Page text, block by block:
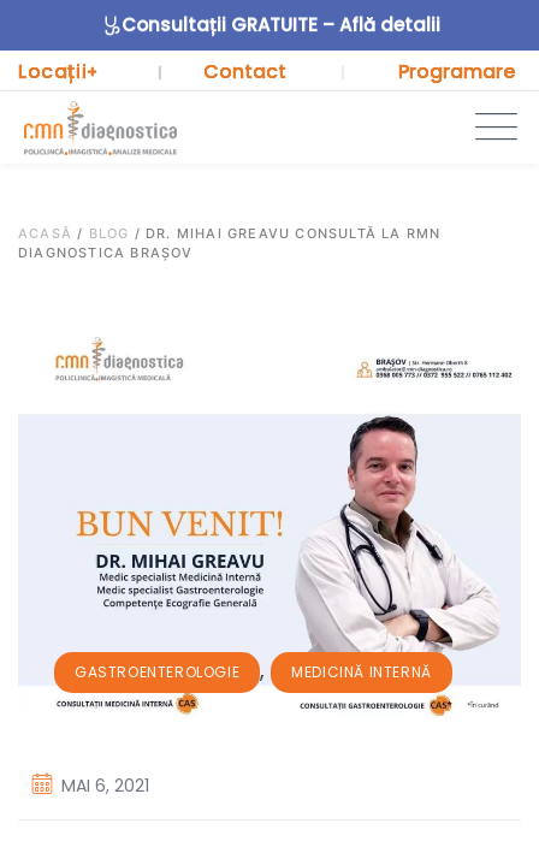
Consultații GRATUITE – Află detalii
Locații+ | Contact Programare
ACASĂ / BLOG / DR. MIHAI GREAVU CONSULTĂ LA RMN
DIAGNOSTICA BRAȘOV
GASTROENTEROLOGIE , MEDICINĂ INTERNĂ
MAI 6, 2021